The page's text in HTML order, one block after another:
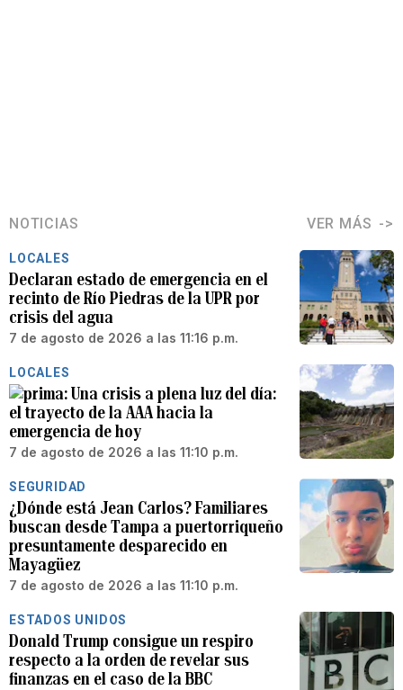
NOTICIAS VER MÁS
LOCALES
Declaran estado de emergencia en el
recinto de Río Piedras de la UPR por
crisis del agua
7 de agosto de 2026 a las 11:16 p.m.
LOCALES
Una crisis a plena luz del día:
el trayecto de la AAA hacia la
emergencia de hoy
7 de agosto de 2026 a las 11:10 p.m.
SEGURIDAD
¿Dónde está Jean Carlos? Familiares
buscan desde Tampa a puertorriqueño
presuntamente desparecido en
Mayagüez
7 de agosto de 2026 a las 11:10 p.m.
ESTADOS UNIDOS
Donald Trump consigue un respiro
respecto a la orden de revelar sus
finanzas en el caso de la BBC